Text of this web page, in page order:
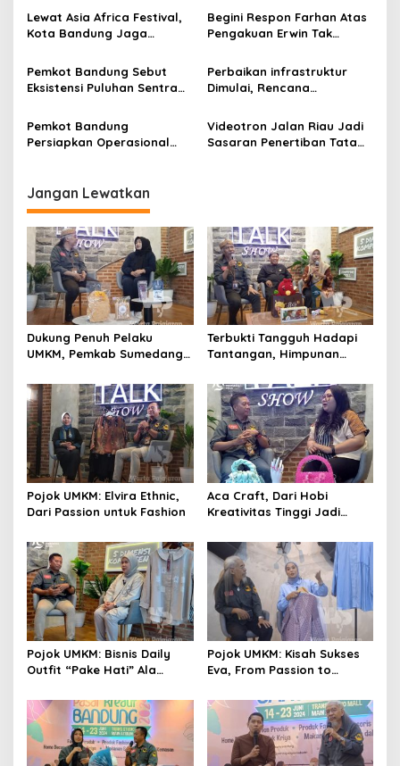
i
p
s
Riau
Air Jet
Lewat Asia Africa Festival,
Kota Bandung Jaga
Global
Begini Respon Farhan Atas
Pengakuan Erwin Tak
Pemerintahan
Pemkot Bandung Sebut
Eksistensi Puluhan Sentra
PDRB Terbesar
Perbaikan infrastruktur
Dimulai, Rencana
Husein Sastranegara Makin
Nyata
Pemkot Bandung
Persiapkan Operasional
Layani Boeing Hingga
Airbus
Videotron Jalan Riau Jadi
Sasaran Penertiban Tata
Jangan Lewatkan
Dukung Penuh Pelaku
UMKM, Pemkab Sumedang
Unik
Terbukti Tangguh Hadapi
Tantangan, Himpunan
Berinovasi
Pojok UMKM: Elvira Ethnic,
Dari Passion untuk Fashion
Aca Craft, Dari Hobi
Kreativitas Tinggi Jadi
Mumpuni
Pojok UMKM: Bisnis Daily
Outfit “Pake Hati” Ala
Pojok UMKM: Kisah Sukses
Eva, From Passion to